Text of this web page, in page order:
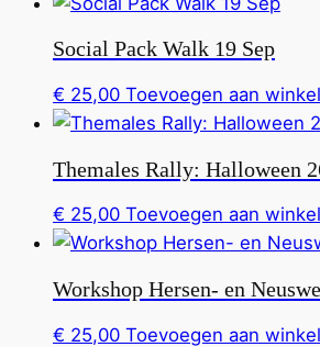
Social Pack Walk 19 Sep
€ 25,00 Toevoegen aan
Themales Rally: Halloween
€ 25,00 Toevoegen aan
Workshop Hersen- en
€ 25,00 Toevoegen aan